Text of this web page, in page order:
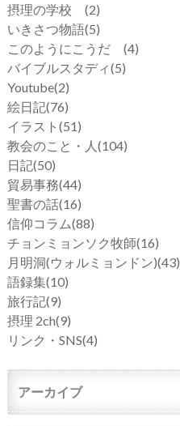
摂理の学校 (2)
いきさつ物語(5)
このようにこうだ (4)
バイブルスタディ(5)
Youtube(2)
絵日記(76)
イラスト (51)
教会のこと・人 (104)
日記(50)
貿易事務(44)
聖書の話(16)
信仰コラム(88)
チョンミョンソク牧師(16)
月明洞(ウォルミョンドン)(43)
語録集(10)
旅行記(9)
摂理 2ch(9)
リンク・SNS(4)
アーカイブ